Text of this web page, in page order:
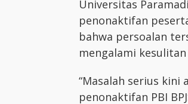
Universitas
penonaktifan
bahwa persoalan
mengalami
“Masalah serius kini
penonaktifan PBI